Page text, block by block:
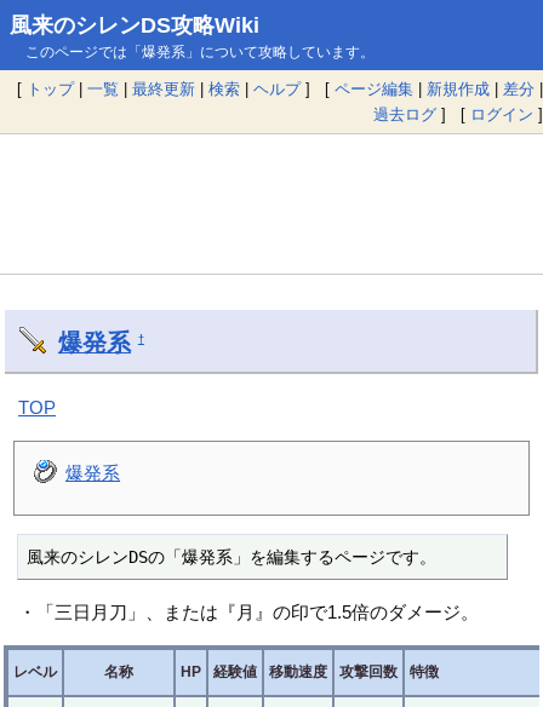
風来のシレンDS攻略Wiki
このページでは「爆発系」について攻略しています。
[ トップ| 一覧 | 最終更新 | 検索 | ヘルプ] [ ページ編集 | 新規作成 | 差分 |
過去ログ ] [ ログイン ]
爆発系 †
TOP
爆発系
風来のシレンDSの「爆発系」を編集するページです。
・「三日月刀」、または『月』の印で1.5倍のダメージ。
レベル 名称 HP 経験値 移動速度 攻撃回数 特徴